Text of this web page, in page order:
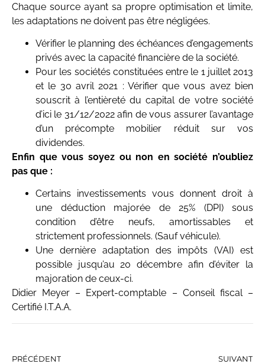
Chaque source ayant sa propre optimisation et limite,
les adaptations ne doivent pas être négligées.
Vérifier le planning des échéances d’engagements
privés avec la capacité financière de la société.
Pour les sociétés constituées entre le 1 juillet 2013
et le 30 avril 2021 : Vérifier que vous avez bien
souscrit à l’entièreté du capital de votre société
d’ici le 31/12/2022 afin de vous assurer l’avantage
d’un précompte mobilier réduit sur vos
dividendes.
Enfin que vous soyez ou non en société n’oubliez
pas que :
Certains investissements vous donnent droit à
une déduction majorée de 25% (DPI) sous
condition d’être neufs, amortissables et
strictement professionnels. (Sauf véhicule).
Une dernière adaptation des impôts (VAI) est
possible jusqu’au 20 décembre afin d’éviter la
majoration de ceux-ci.
Didier Meyer – Expert-comptable – Conseil fiscal –
Certifié I.T.A.A.
PRÉCÉDENT SUIVANT